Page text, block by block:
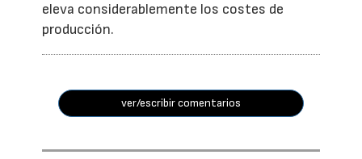
eleva considerablemente los costes de
producción.
ver/escribir comentarios